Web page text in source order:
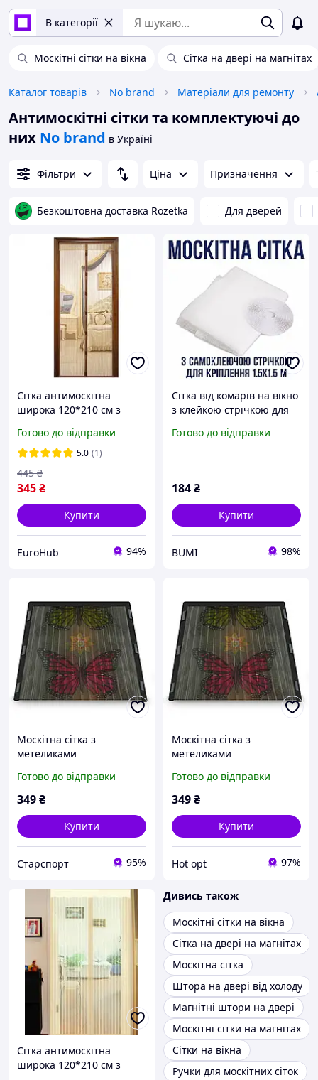
В категорії
Москітні сітки на вікна Сітка на двері на магнітах
Каталог товарів No brand Матеріали для ремонту
Антимоскітні сітки та комплектуючі до
них No brand в Україні
Фільтри Ціна Призначення
Безкоштовна доставка Rozetka Для дверей
Сітка антимоскітна
широка 120*210 см з
магніти у вигляді пташок
Коричнева
Готово до відправки
5.0 (1)
345₴
445 ₴
Купити
EuroHub 94%
Сітка від комарів на вікно
з клейкою стрічкою для
м,Антимоскітна сітка
Готово до відправки
184₴
Купити
BUMI 98%
Москітна сітка з
метеликами
Готово до відправки
349₴
Купити
Старспорт 95%
Москітна сітка з
метеликами
Готово до відправки
349₴
Купити
Hot opt 97%
Сітка антимоскітна
широка 120*210 см з
Дивись також
Москітні сітки на вікна
Сітка на двері на магнітах
Москітна сітка
Штора на двері від холоду
Магнітні штори на двері
Москітні сітки на магнітах
Сітки на вікна
Ручки для москітних сіток